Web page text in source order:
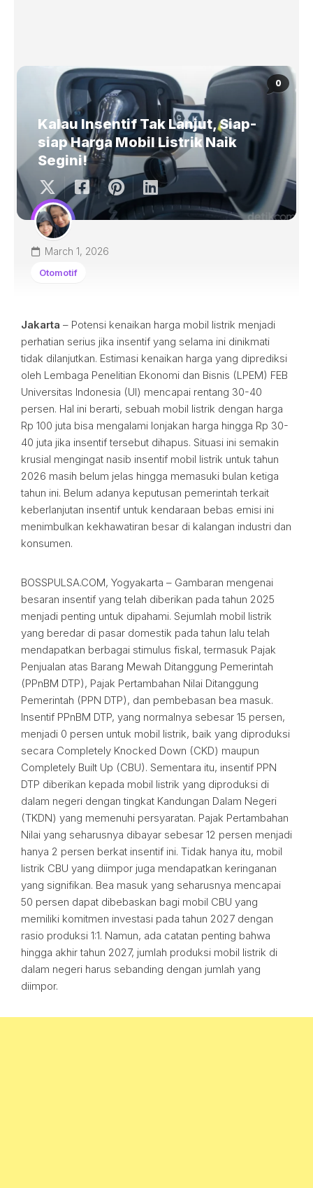
0
Kalau Insentif Tak Lanjut, Siap-
siap Harga Mobil Listrik Naik
Segini!
March 1, 2026
Otomotif
Jakarta – Potensi kenaikan harga mobil listrik menjadi
perhatian serius jika insentif yang selama ini dinikmati
tidak dilanjutkan. Estimasi kenaikan harga yang diprediksi
oleh Lembaga Penelitian Ekonomi dan Bisnis (LPEM) FEB
Universitas Indonesia (UI) mencapai rentang 30-40
persen. Hal ini berarti, sebuah mobil listrik dengan harga
Rp 100 juta bisa mengalami lonjakan harga hingga Rp 30-
40 juta jika insentif tersebut dihapus. Situasi ini semakin
krusial mengingat nasib insentif mobil listrik untuk tahun
2026 masih belum jelas hingga memasuki bulan ketiga
tahun ini. Belum adanya keputusan pemerintah terkait
keberlanjutan insentif untuk kendaraan bebas emisi ini
menimbulkan kekhawatiran besar di kalangan industri dan
konsumen.
BOSSPULSA.COM, Yogyakarta – Gambaran mengenai
besaran insentif yang telah diberikan pada tahun 2025
menjadi penting untuk dipahami. Sejumlah mobil listrik
yang beredar di pasar domestik pada tahun lalu telah
mendapatkan berbagai stimulus fiskal, termasuk Pajak
Penjualan atas Barang Mewah Ditanggung Pemerintah
(PPnBM DTP), Pajak Pertambahan Nilai Ditanggung
Pemerintah (PPN DTP), dan pembebasan bea masuk.
Insentif PPnBM DTP, yang normalnya sebesar 15 persen,
menjadi 0 persen untuk mobil listrik, baik yang diproduksi
secara Completely Knocked Down (CKD) maupun
Completely Built Up (CBU). Sementara itu, insentif PPN
DTP diberikan kepada mobil listrik yang diproduksi di
dalam negeri dengan tingkat Kandungan Dalam Negeri
(TKDN) yang memenuhi persyaratan. Pajak Pertambahan
Nilai yang seharusnya dibayar sebesar 12 persen menjadi
hanya 2 persen berkat insentif ini. Tidak hanya itu, mobil
listrik CBU yang diimpor juga mendapatkan keringanan
yang signifikan. Bea masuk yang seharusnya mencapai
50 persen dapat dibebaskan bagi mobil CBU yang
memiliki komitmen investasi pada tahun 2027 dengan
rasio produksi 1:1. Namun, ada catatan penting bahwa
hingga akhir tahun 2027, jumlah produksi mobil listrik di
dalam negeri harus sebanding dengan jumlah yang
diimpor.